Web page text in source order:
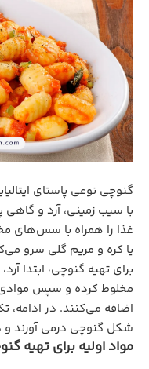
گنوچی نوعی پاستای
با سیب زمینی، آرد و گاهی
غذا را همراه با سس‌های
یا کره و مریم گلی سرو
برای تهیه گنوچی، ابتدا
مخلوط کرده و سپس موادی
اضافه می‌کنند. در ادامه،
شکل گنوچی درمی آورند
مواد اولیه برای تهیه